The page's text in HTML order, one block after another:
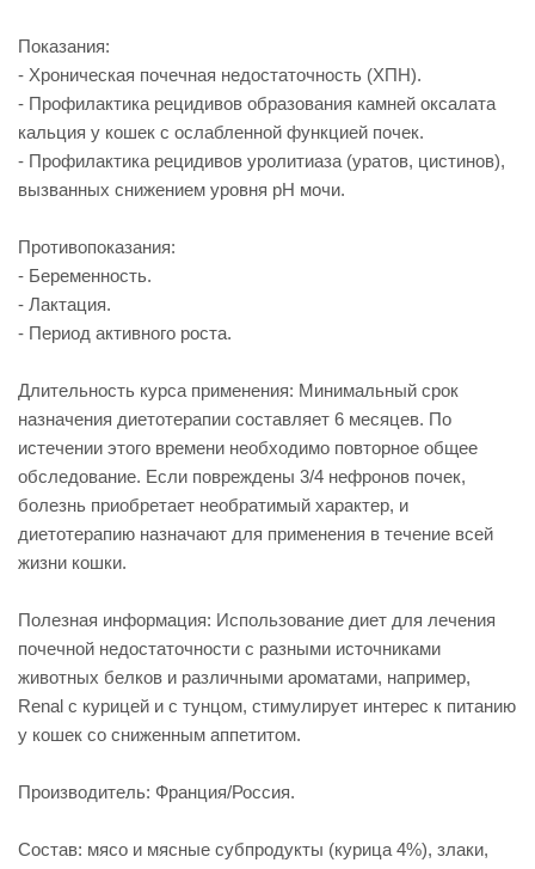
Показания:
- Хроническая почечная недостаточность (ХПН).
- Профилактика рецидивов образования камней оксалата
кальция у кошек с ослабленной функцией почек.
- Профилактика рецидивов уролитиаза (уратов, цистинов),
вызванных снижением уровня рН мочи.
Противопоказания:
- Беременность.
- Лактация.
- Период активного роста.
Длительность курса применения: Минимальный срок
назначения диетотерапии составляет 6 месяцев. По
истечении этого времени необходимо повторное общее
обследование. Если повреждены 3/4 нефронов почек,
болезнь приобретает необратимый характер, и
диетотерапию назначают для применения в течение всей
жизни кошки.
Полезная информация: Использование диет для лечения
почечной недостаточности с разными источниками
животных белков и различными ароматами, например,
Renal с курицей и с тунцом, стимулирует интерес к питанию
у кошек со сниженным аппетитом.
Производитель: Франция/Россия.
Состав: мясо и мясные субпродукты (курица 4%), злаки,